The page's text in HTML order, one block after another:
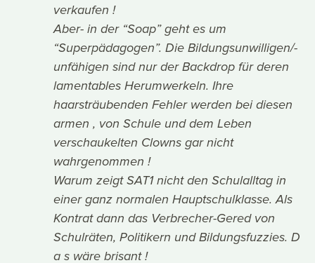
verkaufen !
Aber- in der “Soap” geht es um
“Superpädagogen”. Die Bildungsunwilligen/-
unfähigen sind nur der Backdrop für deren
lamentables Herumwerkeln. Ihre
haarsträubenden Fehler werden bei diesen
armen , von Schule und dem Leben
verschaukelten Clowns gar nicht
wahrgenommen !
Warum zeigt SAT1 nicht den Schulalltag in
einer ganz normalen Hauptschulklasse. Als
Kontrat dann das Verbrecher-Gered von
Schulräten, Politikern und Bildungsfuzzies. D
a s wäre brisant !